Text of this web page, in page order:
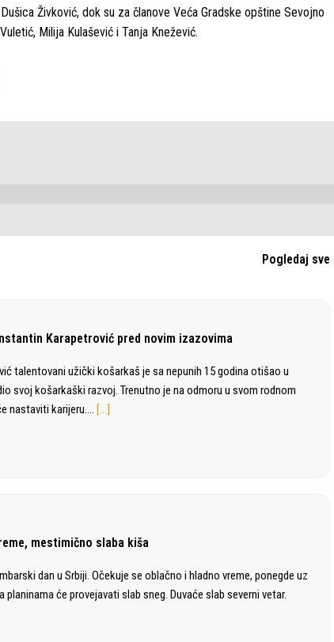
Živković, dok su za članove Veća Gradske opštine Sevojno
Milija Kulašević i Tanja Knežević.
Pogledaj sve
Karapetrović pred novim izazovima
talentovani užički košarkaš je sa nepunih 15 godina otišao u
svoj košarkaški razvoj. Trenutno je na odmoru u svom rodnom
nastaviti karijeru.… […]
mestimično slaba kiša
dan u Srbiji. Očekuje se oblačno i hladno vreme, ponegde uz
planinama će provejavati slab sneg. Duvaće slab severni vetar.